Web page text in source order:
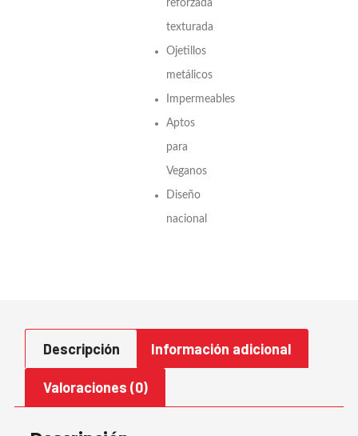
reforzada
texturada
Ojetillos
metálicos
Impermeables
Aptos
para
Veganos
Diseño
nacional
Descripción Información adicional
Valoraciones (0)